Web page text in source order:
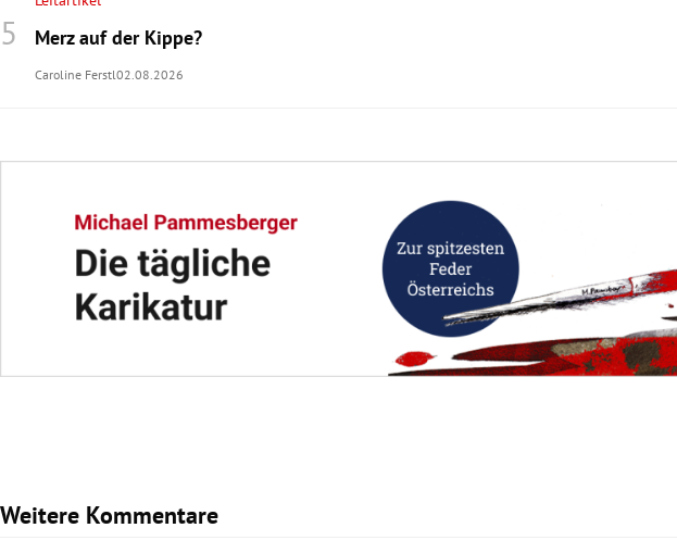
Merz auf der Kippe?
Caroline Ferstl02.08.2026
Weitere Kommentare